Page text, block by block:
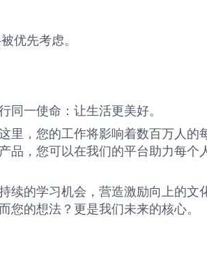
优先考虑。
一使命：让生活更美好。
里，您的工作将影响着数百万人的
品，您可以在我们的平台助力每个
续的学习机会，营造激励向上的文
的想法？更是我们未来的核心。